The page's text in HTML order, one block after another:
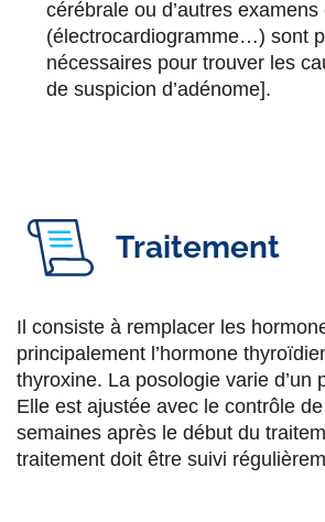
cérébrale ou d’autres
(électrocardiogramme…) sont
nécessaires pour trouver les
de suspicion d’adénome].
Traitement
Il consiste à remplacer les
principalement l’hormone
thyroxine. La posologie varie d’un
Elle est ajustée avec le contrôle
semaines après le début du
traitement doit être suivi